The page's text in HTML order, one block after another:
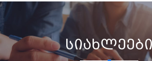
სიახლეები